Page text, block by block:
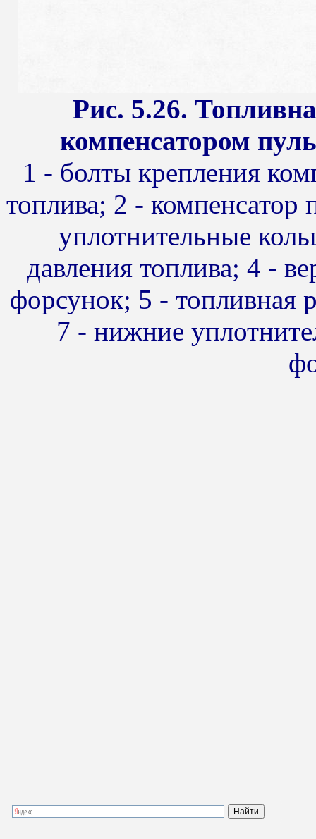
Рис. 5.26.
компенсатором
1 - болты крепления
топлива; 2 - компенсатор
уплотнительные
давления топлива; 4 -
форсунок; 5 - топливная
7 - нижние